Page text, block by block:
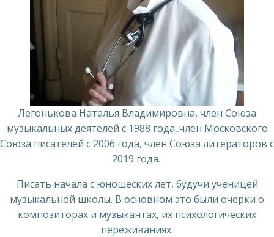
Легонькова Наталья Владимировна, член Союза
музыкальных деятелей с 1988 года,.член Московского
Союза писателей с 2006 года, член Союза литераторов с
2019 года..
Писать начала с юношеских лет, будучи ученицей
музыкальной школы. В основном это были очерки о
композиторах и музыкантах, их психологических
переживаниях.